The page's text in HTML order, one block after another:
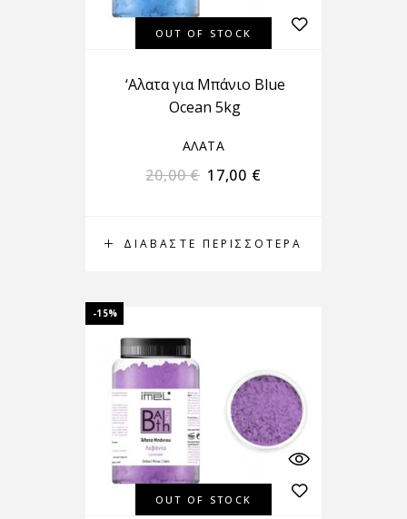
OUT OF STOCK
ΔΙΑΒΆΣΤΕ ΠΕΡΙΣΣΌΤΕΡΑ
‘Αλατα για Μπάνιο Blue
Ocean 5kg
ΑΛΑΤΑ
20,00€ 17,00 €
-15%
OUT OF STOCK